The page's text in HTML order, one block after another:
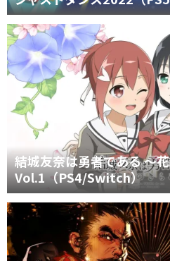
結城友奈は勇者である ～
Vol.1（PS4/Switch）